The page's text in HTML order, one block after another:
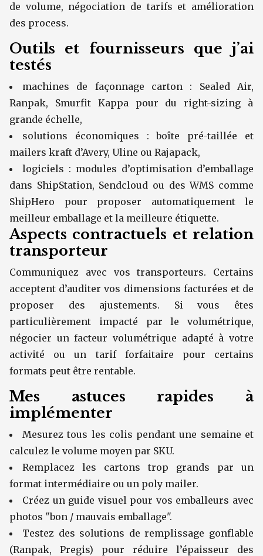
de volume, négociation de tarifs et amélioration
des process.
Outils et fournisseurs que j’ai
testés
machines de façonnage carton : Sealed Air,
Ranpak, Smurfit Kappa pour du right-sizing à
grande échelle,
solutions économiques : boîte pré-taillée et
mailers kraft d’Avery, Uline ou Rajapack,
logiciels : modules d’optimisation d’emballage
dans ShipStation, Sendcloud ou des WMS comme
ShipHero pour proposer automatiquement le
meilleur emballage et la meilleure étiquette.
Aspects contractuels et relation
transporteur
Communiquez avec vos transporteurs. Certains
acceptent d’auditer vos dimensions facturées et de
proposer des ajustements. Si vous êtes
particulièrement impacté par le volumétrique,
négocier un facteur volumétrique adapté à votre
activité ou un tarif forfaitaire pour certains
formats peut être rentable.
Mes astuces rapides à
implémenter
Mesurez tous les colis pendant une semaine et
calculez le volume moyen par SKU.
Remplacez les cartons trop grands par un
format intermédiaire ou un poly mailer.
Créez un guide visuel pour vos emballeurs avec
photos "bon / mauvais emballage".
Testez des solutions de remplissage gonflable
(Ranpak, Pregis) pour réduire l’épaisseur des